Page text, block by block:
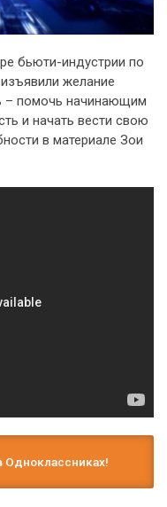
бьюти-индустрии по
желание
– помочь начинающим
и начать вести свою
в материале Зои